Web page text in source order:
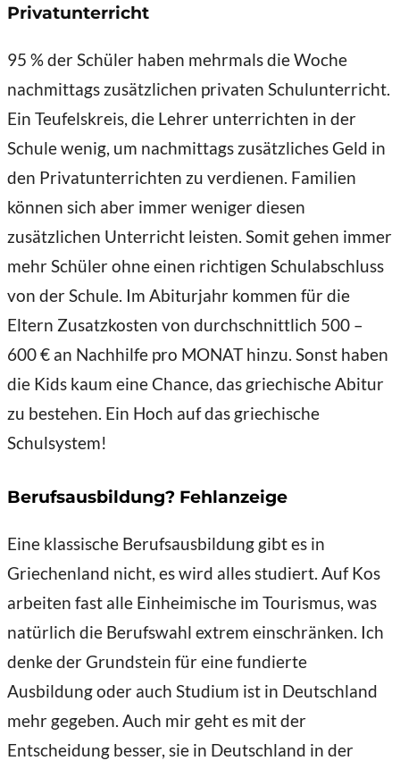
Privatunterricht
95 % der Schüler haben mehrmals die Woche
nachmittags zusätzlichen privaten Schulunterricht.
Ein Teufelskreis, die Lehrer unterrichten in der
Schule wenig, um nachmittags zusätzliches Geld in
den Privatunterrichten zu verdienen. Familien
können sich aber immer weniger diesen
zusätzlichen Unterricht leisten. Somit gehen immer
mehr Schüler ohne einen richtigen Schulabschluss
von der Schule. Im Abiturjahr kommen für die
Eltern Zusatzkosten von durchschnittlich 500 –
600 € an Nachhilfe pro MONAT hinzu. Sonst haben
die Kids kaum eine Chance, das griechische Abitur
zu bestehen. Ein Hoch auf das griechische
Schulsystem!
Berufsausbildung? Fehlanzeige
Eine klassische Berufsausbildung gibt es in
Griechenland nicht, es wird alles studiert. Auf Kos
arbeiten fast alle Einheimische im Tourismus, was
natürlich die Berufswahl extrem einschränken. Ich
denke der Grundstein für eine fundierte
Ausbildung oder auch Studium ist in Deutschland
mehr gegeben. Auch mir geht es mit der
Entscheidung besser, sie in Deutschland in der